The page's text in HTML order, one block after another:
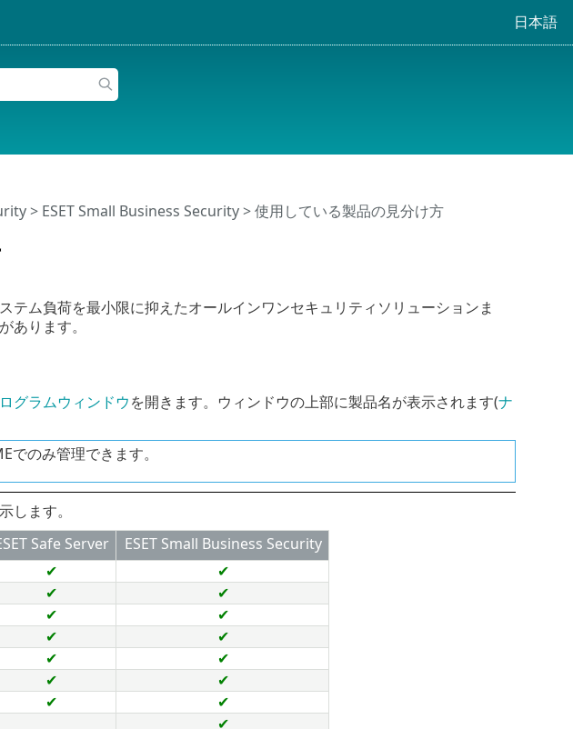
日本語
> ESET Small Business Security> 使用している製品の見分け方
テム負荷を最小限に抑えたオールインワンセキュリティソリューションま
あります。
グラムウィンドウを開きます。ウィンドウの上部に製品名が表示されます(ナ
でのみ管理できます。
します。
Safe Server
ESET Small Business Security
✔
✔
✔
✔
✔
✔
✔
✔
✔
✔
✔
✔
✔
✔
✔